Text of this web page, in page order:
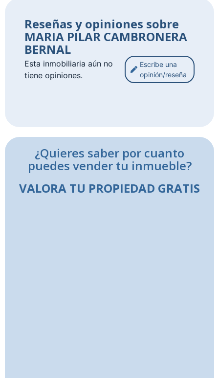
Reseñas y opiniones sobre
MARIA PILAR CAMBRONERA
BERNAL
Esta inmobiliaria aún no
tiene opiniones.
Escribe una
opinión/reseña
¿Quieres saber por cuanto
puedes vender tu inmueble?
VALORA TU PROPIEDAD GRATIS